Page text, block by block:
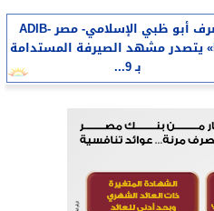
«مصرف أبو ظبي الإسلامي- مصر ADIB-
Egypt» يتصدر مشهد الصيرفة المستدامة
بـ 9...